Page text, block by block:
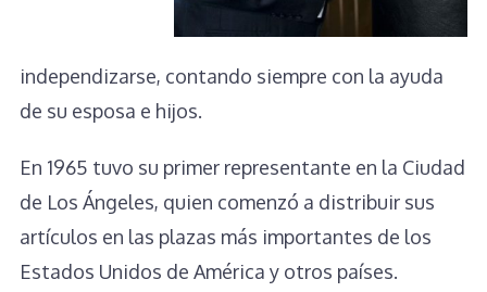
independizarse, contando siempre con la ayuda
de su esposa e hijos.
En 1965 tuvo su primer representante en la Ciudad
de Los Ángeles, quien comenzó a distribuir sus
artículos en las plazas más importantes de los
Estados Unidos de América y otros países.